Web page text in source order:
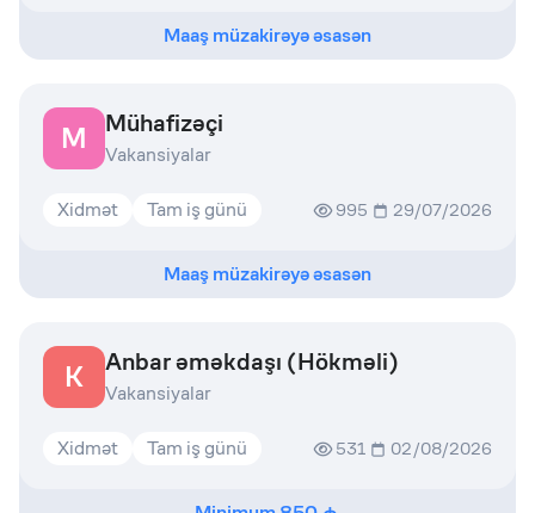
Maaş müzakirəyə əsasən
M Mühafizəçi
Vakansiyalar
Xidmət Tam iş günü 995 29/07/2026
Maaş müzakirəyə əsasən
K Anbar əməkdaşı (Hökməli)
Vakansiyalar
Xidmət Tam iş günü 531 02/08/2026